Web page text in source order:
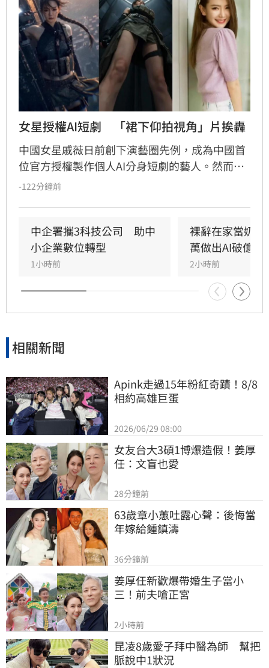
女星授權AI短劇　「裙下仰拍視角」片挨轟
中國女星戚薇日前創下演藝圈先例，成為中國首
位官方授權製作個人AI分身短劇的藝人。然而，
由戚薇AI分身演出的首部作品《末日盛夏》今（7
視角」，鏡頭直接從角色雙腿之間低角度直視裙
底，被指帶有強烈的偷窺暗示，導致原本備受期
待的AI技術創新慘遭好評翻車。
-122分鐘前
中企署攜3科技公司　助中
小企業數位轉型
1小時前
裸辭在家當奶
萬做出AI破億神
2小時前
相關新聞
Apink走過15年粉紅奇蹟！8/8
相約高雄巨蛋
2026/06/29 08:00
女友台大3碩1博爆造假！姜厚
任：文盲也愛
28分鐘前
63歲章小蕙吐露心聲：後悔當
年嫁給鍾鎮濤
36分鐘前
姜厚任新歡爆帶婚生子當小
三！前夫嗆正宮
2小時前
昆凌8歲愛子拜中醫為師　幫把
脈說中1狀況